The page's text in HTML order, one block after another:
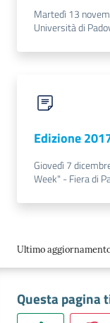
Seguici
Martedì 13
Università di
Edizione
Giovedì 7
Week" - Fiera di
Ultimo
Questa pagina